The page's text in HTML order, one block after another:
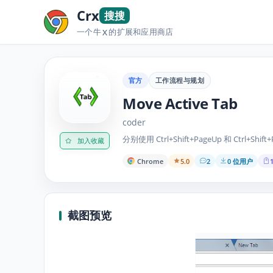
Crx 搜搜
一个牛X的扩展和应用商店
加入收藏
官方 工作流程与规划
Move Active Tab
coder
分别使用 Ctrl+Shift+PageUp 和
Chrome 5.0 2 0 位用户
截图预览